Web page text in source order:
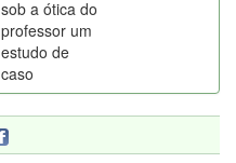
sob a ótica do
professor um
estudo de
caso